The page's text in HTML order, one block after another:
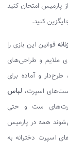
از پارمیس امتحان کنید
کنید.
قوانین این بازی را
ملایم و طراحی‌های
و آماده برای
اسپرت، لباس
ست و حتی
همه در پارمیس
اسپرت دخترانه به